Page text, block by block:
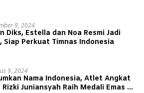
9, 2024
Diks, Estella dan Noa Resmi Jadi
Siap Perkuat Timnas Indonesia
9, 2024
Nama Indonesia, Atlet Angkat
Rizki Juniansyah Raih Medali Emas di